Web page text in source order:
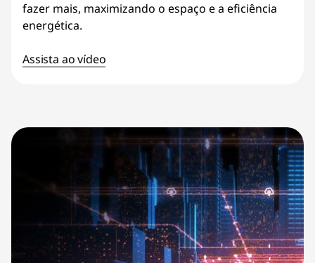
fazer mais, maximizando o espaço e a eficiência
energética.
Assista ao vídeo